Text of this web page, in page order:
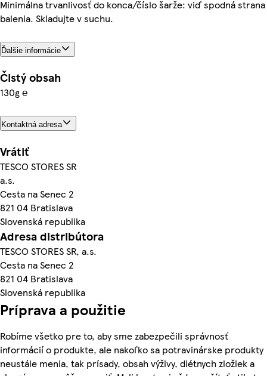
Minimálna trvanlivosť do konca/číslo šarže: viď spodná strana
balenia. Skladujte v suchu.
Ďalšie informácie
Čistý obsah
130g ℮
Kontaktná adresa
Vrátiť
TESCO STORES SR
a.s.
Cesta na Senec 2
821 04 Bratislava
Slovenská republika
Adresa distribútora
TESCO STORES SR, a.s.
Cesta na Senec 2
821 04 Bratislava
Slovenská republika
Príprava a použitie
Robíme všetko pre to, aby sme zabezpečili správnosť
informácií o produkte, ale nakoľko sa potravinárske produkty
neustále menia, tak prísady, obsah výživy, diétnych zložiek a